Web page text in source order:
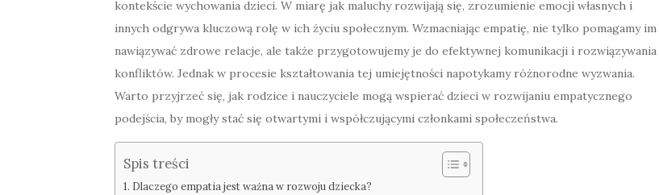
kontekście wychowania dzieci. W miarę jak maluchy rozwijają się, zrozumienie emocji własnych i
innych odgrywa kluczową rolę w ich życiu społecznym. Wzmacniając empatię, nie tylko pomagamy im
nawiązywać zdrowe relacje, ale także przygotowujemy je do efektywnej komunikacji i rozwiązywania
konfliktów. Jednak w procesie kształtowania tej umiejętności napotykamy różnorodne wyzwania.
Warto przyjrzeć się, jak rodzice i nauczyciele mogą wspierać dzieci w rozwijaniu empatycznego
podejścia, by mogły stać się otwartymi i współczującymi członkami społeczeństwa.
Spis treści
Dlaczego empatia jest ważna w rozwoju dziecka?